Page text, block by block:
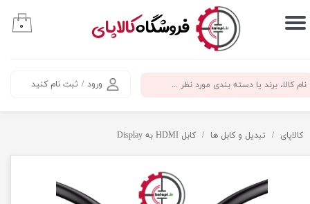
​فروشگاهکالاپای
ورود / ثبت نام کنید
حساب کاربری من
سفارشات
۰
کالاپای تبدیل و کابل ها کابل HDMI به Display